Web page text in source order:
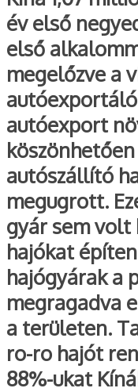
év első
első
megelőzve a
autóexportáló
autóexport
autószállító
megugrott.
gyár sem volt
hajókat
hajógyárak a
megragadva
a területen.
ro-ro hajót
88%-ukat